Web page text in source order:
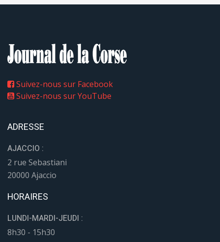
Suivez-nous sur Facebook
Suivez-nous sur YouTube
ADRESSE
AJACCIO :
2 rue Sebastiani
20000 Ajaccio
HORAIRES
LUNDI-MARDI-JEUDI :
8h30 - 15h30